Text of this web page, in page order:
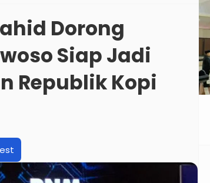
Dorong
Siap Jadi
Republik Kopi